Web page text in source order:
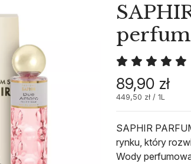
89,90 zł
449,50 zł / 1L
SAPHIR
rynku, który
Wody